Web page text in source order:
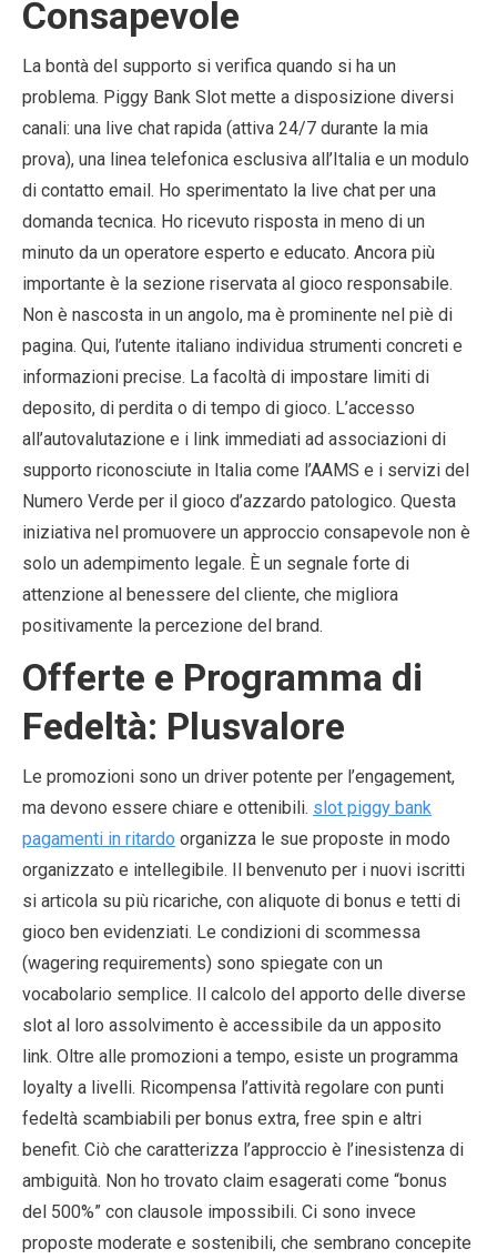
Consapevole
La bontà del supporto si verifica quando si ha un
problema. Piggy Bank Slot mette a disposizione diversi
canali: una live chat rapida (attiva 24/7 durante la mia
prova), una linea telefonica esclusiva all’Italia e un modulo
di contatto email. Ho sperimentato la live chat per una
domanda tecnica. Ho ricevuto risposta in meno di un
minuto da un operatore esperto e educato. Ancora più
importante è la sezione riservata al gioco responsabile.
Non è nascosta in un angolo, ma è prominente nel piè di
pagina. Qui, l’utente italiano individua strumenti concreti e
informazioni precise. La facoltà di impostare limiti di
deposito, di perdita o di tempo di gioco. L’accesso
all’autovalutazione e i link immediati ad associazioni di
supporto riconosciute in Italia come l’AAMS e i servizi del
Numero Verde per il gioco d’azzardo patologico. Questa
iniziativa nel promuovere un approccio consapevole non è
solo un adempimento legale. È un segnale forte di
attenzione al benessere del cliente, che migliora
positivamente la percezione del brand.
Offerte e Programma di
Fedeltà: Plusvalore
Le promozioni sono un driver potente per l’engagement,
ma devono essere chiare e ottenibili. slot piggy bank
pagamenti in ritardo organizza le sue proposte in modo
organizzato e intellegibile. Il benvenuto per i nuovi iscritti
si articola su più ricariche, con aliquote di bonus e tetti di
gioco ben evidenziati. Le condizioni di scommessa
(wagering requirements) sono spiegate con un
vocabolario semplice. Il calcolo del apporto delle diverse
slot al loro assolvimento è accessibile da un apposito
link. Oltre alle promozioni a tempo, esiste un programma
loyalty a livelli. Ricompensa l’attività regolare con punti
fedeltà scambiabili per bonus extra, free spin e altri
benefit. Ciò che caratterizza l’approccio è l’inesistenza di
ambiguità. Non ho trovato claim esagerati come “bonus
del 500%” con clausole impossibili. Ci sono invece
proposte moderate e sostenibili, che sembrano concepite